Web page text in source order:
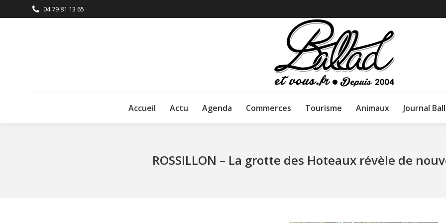
04 79 81 13 65
Accueil Actu Agenda Commerces Tourisme Animaux Journal
ROSSILLON – La grotte des Hoteaux révèle de